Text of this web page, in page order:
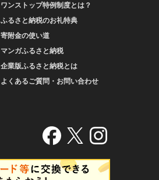
ワンストップ特例制度とは？
ふるさと納税のお礼特典
寄附金の使い道
マンガふるさと納税
企業版ふるさと納税とは
よくあるご質問・お問い合わせ